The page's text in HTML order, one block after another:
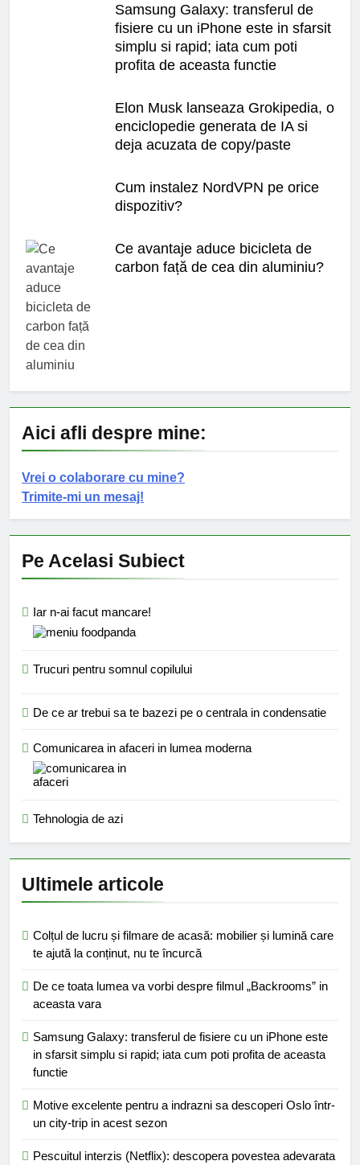
Samsung Galaxy: transferul de
fisiere cu un iPhone este in sfarsit
simplu si rapid; iata cum poti
profita de aceasta functie
Elon Musk lanseaza Grokipedia, o
enciclopedie generata de IA si
deja acuzata de copy/paste
Cum instalez NordVPN pe orice
dispozitiv?
Ce avantaje aduce bicicleta de
carbon față de cea din aluminiu?
Aici afli despre mine:
Vrei o colaborare cu mine?
Trimite-mi un mesaj!
Pe Acelasi Subiect
Iar n-ai facut mancare!
Trucuri pentru somnul copilului
De ce ar trebui sa te bazezi pe o centrala in condensatie
Comunicarea in afaceri in lumea moderna
Tehnologia de azi
Ultimele articole
Colțul de lucru și filmare de acasă: mobilier și lumină care
te ajută la conținut, nu te încurcă
De ce toata lumea va vorbi despre filmul „Backrooms” in
aceasta vara
Samsung Galaxy: transferul de fisiere cu un iPhone este
in sfarsit simplu si rapid; iata cum poti profita de aceasta
functie
Motive excelente pentru a indrazni sa descoperi Oslo într-
un city-trip in acest sezon
Pescuitul interzis (Netflix): descopera povestea adevarata